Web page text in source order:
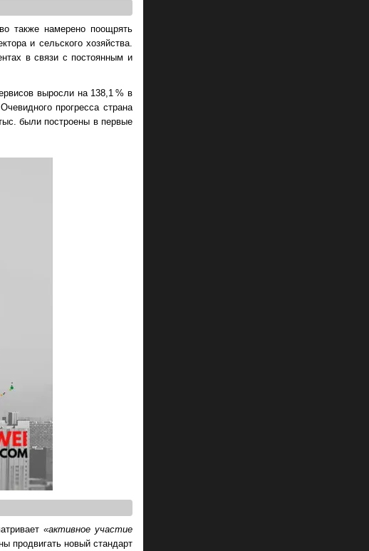
также намерено поощрять
и сельского хозяйства.
в связи с постоянным и
выросли на 138,1 % в
прогресса страна
были построены в первые
«активное участие
продвигать новый стандарт